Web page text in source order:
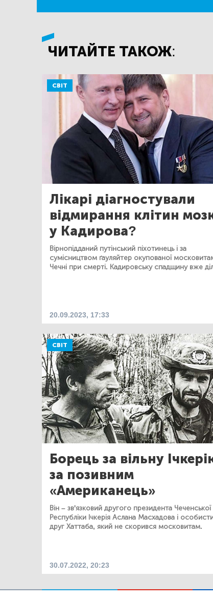
ЧИТАЙТЕ ТАКОЖ:
СВІТ
Лікарі діагностували
відмирання клітин
у Кадирова?
Вірнопідданий путінський піхотинець і за
сумісництвом ґауляйтер окупованої
Чечні при смерті. Кадировську спадщину вже
20.09.2023, 17:33
СВІТ
Борець за вільну
за позивним
«Американець»
Він – зв'язковий другого президента Чеченської
Республіки Ічкерія Аслана Масхадова і
друг Хаттаба, який не скорився московитам.
30.07.2022, 20:23